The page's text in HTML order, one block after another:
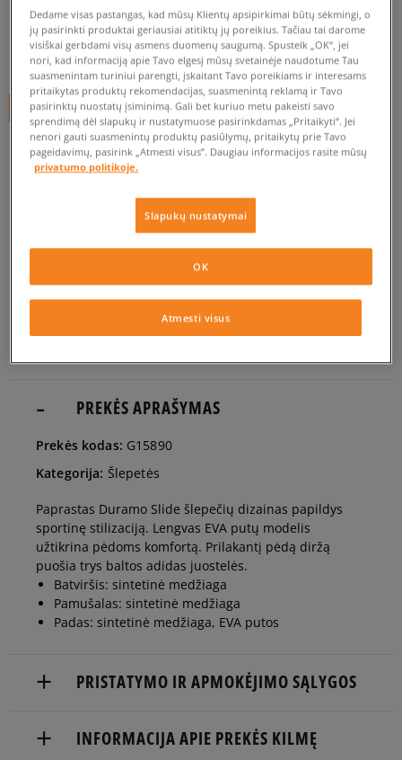
0.0(0)
10€
+ 10 tšk.SizeerClub
Prekė neprieinama
EU dydžiai US dydžiai
40,5 24,6 cm
43 26,3 cm Pranešti man
44,5 27,1 cm
46 28 cm Pranešti man
28,8 cm Pranešti man
48,5 29,7 cm Pranešti man
PATIKRINK PRIEINAMUMĄ PARDUOTUVĖJE
PREKĖS APRAŠYMAS
Prekės kodas: G15890
Kategorija: Šlepetės
Paprastas Duramo Slide šlepečių dizainas papildys
sportinę stilizaciją. Lengvas EVA putų modelis
užtikrina pėdoms komfortą. Prilakantį pėdą diržą
puošia trys baltos adidas juostelės.
Batviršis: sintetinė medžiaga
Pamušalas: sintetinė medžiaga
Padas: sintetinė medžiaga, EVA putos
PRISTATYMO IR APMOKĖJIMO SĄLYGOS
INFORMACIJA APIE PREKĖS KILMĘ
Dedame visas pastangas, kad mūsų Klientų apsipirkimai būtų sėkmingi, o
jų pasirinkti produktai geriausiai atitiktų jų poreikius. Tačiau tai darome
visiškai gerbdami visų asmens duomenų saugumą. Spustelk „OK“, jei
nori, kad informaciją apie Tavo elgesį mūsų svetainėje naudotume Tau
suasmenintam turiniui parengti, įskaitant Tavo poreikiams ir interesams
pritaikytas produktų rekomendacijas, suasmenintą reklamą ir Tavo
pasirinktų nuostatų įsiminimą. Gali bet kuriuo metu pakeisti savo
sprendimą dėl slapukų ir nustatymuose pasirinkdamas „Pritaikyti“. Jei
nenori gauti suasmenintų produktų pasiūlymų, pritaikytų prie Tavo
pageidavimų, pasirink „Atmesti visus”. Daugiau informacijos rasite mūsų
privatumo politikoje.
Slapukų nustatymai
Atmesti visus
OK